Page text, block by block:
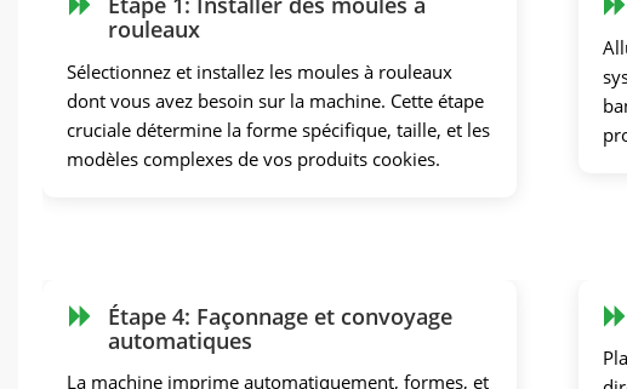
rouleaux
Sélectionnez et installez les moules à rouleaux
dont vous avez besoin sur la machine. Cette étape
cruciale détermine la forme spécifique, taille, et les
modèles complexes de vos produits cookies.
Étape 4: Façonnage et convoyage
automatiques
La machine imprime automatiquement, formes, et